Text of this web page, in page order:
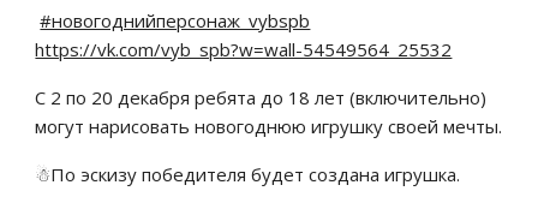
#новогоднийперсонаж_vybspb
https://vk.com/vyb_spb?w=wall-54549564_25532
С 2 по 20 декабря ребята до 18 лет (включительно)
могут нарисовать новогоднюю игрушку своей мечты.
☃По эскизу победителя будет создана игрушка.